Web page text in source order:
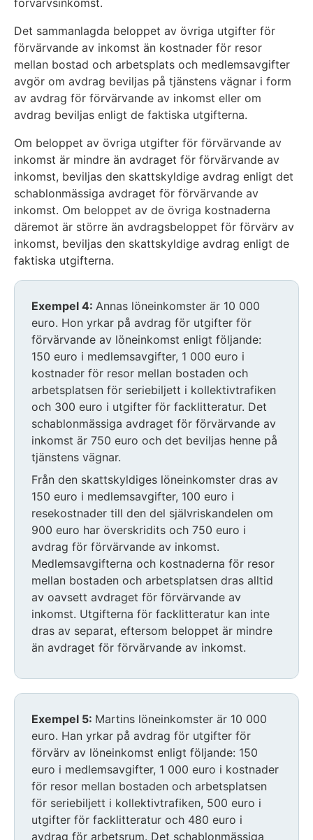
Det sammanlagda beloppet av övriga utgifter för
förvärvande av inkomst än kostnader för resor
mellan bostad och arbetsplats och medlemsavgifter
avgör om avdrag beviljas på tjänstens vägnar i form
av avdrag för förvärvande av inkomst eller om
avdrag beviljas enligt de faktiska utgifterna.
Om beloppet av övriga utgifter för förvärvande av
inkomst är mindre än avdraget för förvärvande av
inkomst, beviljas den skattskyldige avdrag enligt det
schablonmässiga avdraget för förvärvande av
inkomst. Om beloppet av de övriga kostnaderna
däremot är större än avdragsbeloppet för förvärv av
inkomst, beviljas den skattskyldige avdrag enligt de
faktiska utgifterna.
Exempel 4: Annas löneinkomster är 10 000
euro. Hon yrkar på avdrag för utgifter för
förvärvande av löneinkomst enligt följande:
150 euro i medlemsavgifter, 1 000 euro i
kostnader för resor mellan bostaden och
arbetsplatsen för seriebiljett i kollektivtrafiken
och 300 euro i utgifter för facklitteratur. Det
schablonmässiga avdraget för förvärvande av
inkomst är 750 euro och det beviljas henne på
tjänstens vägnar.
Från den skattskyldiges löneinkomster dras av
150 euro i medlemsavgifter, 100 euro i
resekostnader till den del självriskandelen om
900 euro har överskridits och 750 euro i
avdrag för förvärvande av inkomst.
Medlemsavgifterna och kostnaderna för resor
mellan bostaden och arbetsplatsen dras alltid
av oavsett avdraget för förvärvande av
inkomst. Utgifterna för facklitteratur kan inte
dras av separat, eftersom beloppet är mindre
än avdraget för förvärvande av inkomst.
Exempel 5: Martins löneinkomster är 10 000
euro. Han yrkar på avdrag för utgifter för
förvärv av löneinkomst enligt följande: 150
euro i medlemsavgifter, 1 000 euro i kostnader
för resor mellan bostaden och arbetsplatsen
för seriebiljett i kollektivtrafiken, 500 euro i
utgifter för facklitteratur och 480 euro i
avdrag för arbetsrum. Det schablonmässiga